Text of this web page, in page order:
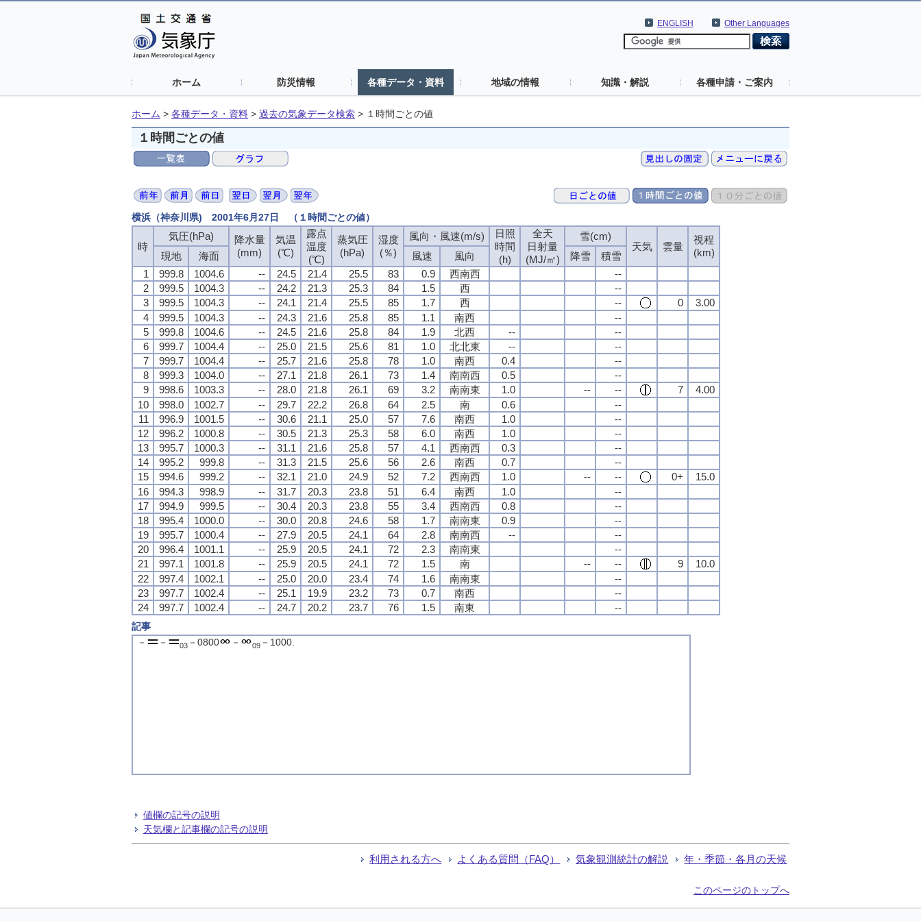
Other Languages
ENGLISH
ホーム 防災情報 各種データ・資料 地域の情報 知識・解説 各種申請・ご案内
ホーム > 各種データ・資料 > 過去の気象データ検索 > １時間ごとの値
１時間ごとの値
横浜（神奈川県) 2001年6月27日 （１時間ごとの値）
時
気圧(hPa)
降水量
(mm)
気温
(℃)
露点
温度
(℃)
蒸気圧
(hPa)
湿度
(％)
風向・風速(m/s)
日照
時間
(h)
全天
日射量
(MJ/㎡)
雪(cm)
天気
雲量
視程
(km)
現地 海面 風速 風向 降雪
積雪
1
999.8 1004.6 -- 24.5 21.4 25.5 83 0.9 西南西
--
2
999.5 1004.3 -- 24.2 21.3 25.3 84 1.5 西
--
3
999.5 1004.3 -- 24.1 21.4 25.5 85 1.7 西 -- 0
3.00
4
999.5 1004.3 -- 24.3 21.6 25.8 85 1.1 南西
--
5
999.8 1004.6 -- 24.5 21.6 25.8 84 1.9 北西 --
--
6
999.7 1004.4 -- 25.0 21.5 25.6 81 1.0 北北東 --
--
7
999.7 1004.4 -- 25.7 21.6 25.8 78 1.0 南西 0.4
--
8
999.3 1004.0 -- 27.1 21.8 26.1 73 1.4 南南西 0.5
--
9
998.6 1003.3 -- 28.0 21.8 26.1 69 3.2 南南東 1.0 -- -- 7
4.00
10
998.0 1002.7 -- 29.7 22.2 26.8 64 2.5 南 0.6
--
11
996.9 1001.5 -- 30.6 21.1 25.0 57 7.6 南西 1.0
--
12
996.2 1000.8 -- 30.5 21.3 25.3 58 6.0 南西 1.0
--
13
995.7 1000.3 -- 31.1 21.6 25.8 57 4.1 西南西 0.3
--
14
995.2 999.8 -- 31.3 21.5 25.6 56 2.6 南西 0.7
--
15
994.6 999.2 -- 32.1 21.0 24.9 52 7.2 西南西 1.0 -- -- 0+
15.0
16
994.3 998.9 -- 31.7 20.3 23.8 51 6.4 南西 1.0
--
17
994.9 999.5 -- 30.4 20.3 23.8 55 3.4 西南西 0.8
--
18
995.4 1000.0 -- 30.0 20.8 24.6 58 1.7 南南東 0.9
--
19
995.7 1000.4 -- 27.9 20.5 24.1 64 2.8 南南西 --
--
20
996.4 1001.1 -- 25.9 20.5 24.1 72 2.3 南南東
--
21
997.1 1001.8 -- 25.9 20.5 24.1 72 1.5 南 -- -- 9
10.0
22
997.4 1002.1 -- 25.0 20.0 23.4 74 1.6 南南東
--
23
997.7 1002.4 -- 25.1 19.9 23.2 73 0.7 南西
--
24
997.7 1002.4 -- 24.7 20.2 23.7 76 1.5 南東 --
記事
－
－ 03－0800 － 09－1000.
値欄の記号の説明
天気欄と記事欄の記号の説明
利用される方へ よくある質問（FAQ） 気象観測統計の解説 年・季節・各月の天候
このページのトップへ